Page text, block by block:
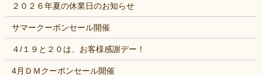
２０２６年夏の休業日のお知らせ
サマークーポンセール開催
４/１９と２０は、お客様感謝デー！
4月ＤＭクーポンセール開催